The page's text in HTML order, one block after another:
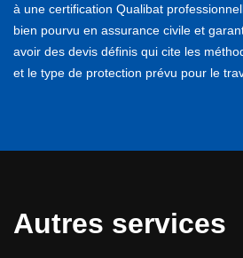
à une certification Qualibat
bien pourvu en assurance civile et
avoir des devis définis qui cite les
et le type de protection prévu pour le
Autres services